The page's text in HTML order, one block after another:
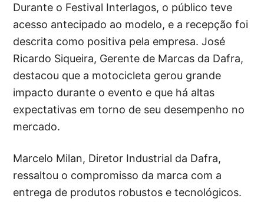
Durante o Festival Interlagos, o público teve
acesso antecipado ao modelo, e a recepção foi
descrita como positiva pela empresa. José
Ricardo Siqueira, Gerente de Marcas da Dafra,
destacou que a motocicleta gerou grande
impacto durante o evento e que há altas
expectativas em torno de seu desempenho no
mercado.
Marcelo Milan, Diretor Industrial da Dafra,
ressaltou o compromisso da marca com a
entrega de produtos robustos e tecnológicos.